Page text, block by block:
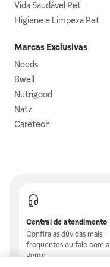
Vida Saudável Pet
Higiene e Limpeza Pet
Marcas Exclusivas
Needs
Bwell
Nutrigood
Natz
Caretech
Central de atendimento
Confira as dúvidas mais
frequentes ou fale com a
gente.